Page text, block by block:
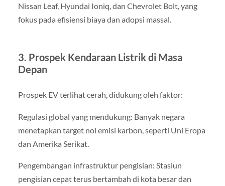
Nissan Leaf, Hyundai Ioniq, dan Chevrolet Bolt, yang
fokus pada efisiensi biaya dan adopsi massal.
3. Prospek Kendaraan Listrik di Masa
Depan
Prospek EV terlihat cerah, didukung oleh faktor:
Regulasi global yang mendukung: Banyak negara
menetapkan target nol emisi karbon, seperti Uni Eropa
dan Amerika Serikat.
Pengembangan infrastruktur pengisian: Stasiun
pengisian cepat terus bertambah di kota besar dan